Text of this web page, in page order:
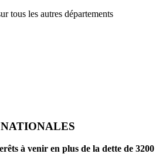
tous les autres départements
à venir en plus de la dette de 3200